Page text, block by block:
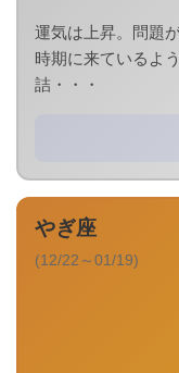
運気は上昇。問題
時期に来ているよ
詰・・・
やぎ座
(12/22～01/19)